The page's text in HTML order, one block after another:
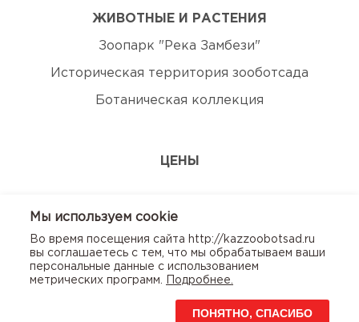
ЖИВОТНЫЕ И РАСТЕНИЯ
Зоопарк "Река Замбези"
Историческая территория зооботсада
Ботаническая коллекция
ЦЕНЫ
КОНТАКТЫ
© Казанский зооботсад. 2020г. Использование сайта
Мы используем сookie
Во время посещения сайта http://kazzoobotsad.ru
вы соглашаетесь с тем, что мы обрабатываем ваши
персональные данные с использованием
метрических программ.
Подробнее.
ПОНЯТНО, СПАСИБО